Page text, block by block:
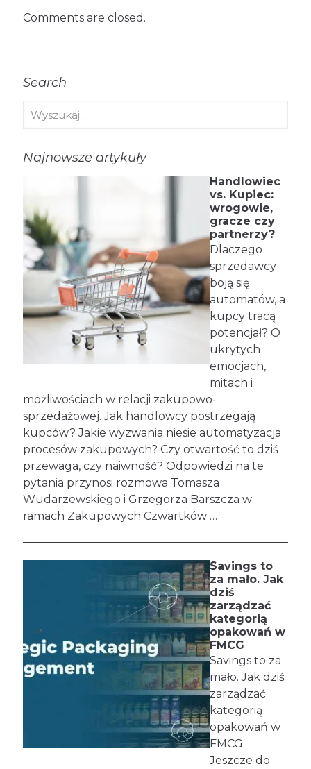
Comments are closed.
Search
Najnowsze artykuły
Handlowiec
vs. Kupiec:
wrogowie,
gracze czy
partnerzy?
Dlaczego
sprzedawcy
boją się
automatów, a
kupcy tracą
potencjał? O
ukrytych
emocjach,
mitach i
możliwościach w relacji zakupowo-
sprzedażowej. Jak handlowcy postrzegają
kupców? Jakie wyzwania niesie automatyzacja
procesów zakupowych? Czy otwartość to dziś
przewaga, czy naiwność? Odpowiedzi na te
pytania przynosi rozmowa Tomasza
Wudarzewskiego i Grzegorza Barszcza w
ramach Zakupowych Czwartków …
Savings to
za mało. Jak
dziś
zarządzać
kategorią
opakowań w
FMCG
Savings to za
mało. Jak dziś
zarządzać
kategorią
opakowań w
FMCG
Jeszcze do